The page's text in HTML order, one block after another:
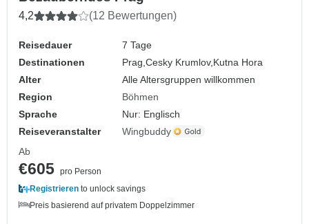
4,2 (12 Bewertungen)
Reisedauer
7 Tage
Destinationen
Prag,Cesky Krumlov, Kutna Hora
Alter
Alle Altersgruppen willkommen
Region
Böhmen
Sprache
Nur: Englisch
Reiseveranstalter
Wingbuddy
Ab
€605 pro Person
Registrieren to unlock savings
Preis basierend auf privatem Doppelzimmer